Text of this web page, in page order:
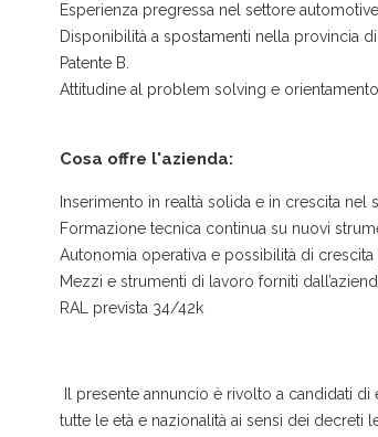
Esperienza pregressa nel settore
Disponibilità a spostamenti nella provincia
Patente B.
Attitudine al problem solving e
Cosa offre l'azienda:
Inserimento in realtà solida e in crescita nel
Formazione tecnica continua su nuovi
Autonomia operativa e possibilità di crescita
Mezzi e strumenti di lavoro forniti
RAL prevista 34/42k
Il presente annuncio è rivolto a candidati
tutte le età e nazionalità ai sensi dei decreti